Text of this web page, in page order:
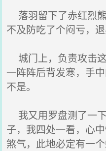
落羽留下了赤红烈
不及防吃了个闷亏，退
城门上，负责攻击
一阵阵后背发寒，手
不是。
我又用罗盘测了一
子，我四处一看，心
煞气，此地必定有一个